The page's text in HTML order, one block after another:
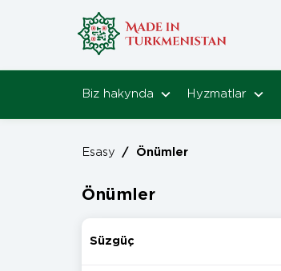
Biz hakynda Hyzmatlar
Esasy / Önümler
Önümler
Süzgüç